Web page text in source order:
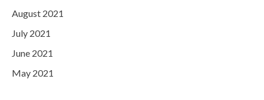
August 2021
July 2021
June 2021
May 2021